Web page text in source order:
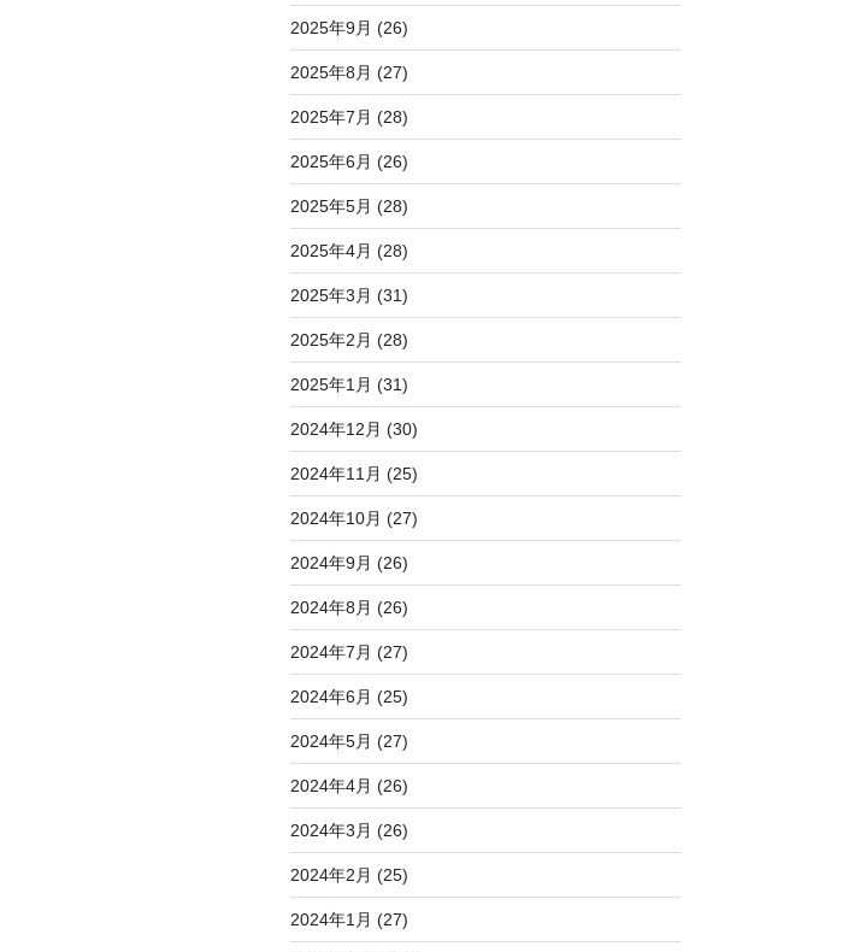
2025年9月 (26)
2025年8月 (27)
2025年7月 (28)
2025年6月 (26)
2025年5月 (28)
2025年4月 (28)
2025年3月 (31)
2025年2月 (28)
2025年1月 (31)
2024年12月 (30)
2024年11月 (25)
2024年10月 (27)
2024年9月 (26)
2024年8月 (26)
2024年7月 (27)
2024年6月 (25)
2024年5月 (27)
2024年4月 (26)
2024年3月 (26)
2024年2月 (25)
2024年1月 (27)